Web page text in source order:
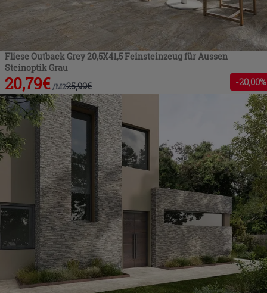
Fliese Outback Grey 20,5X41,5 Feinsteinzeug für Aussen
Steinoptik Grau
20,79€ /M225,99€ -20,00%